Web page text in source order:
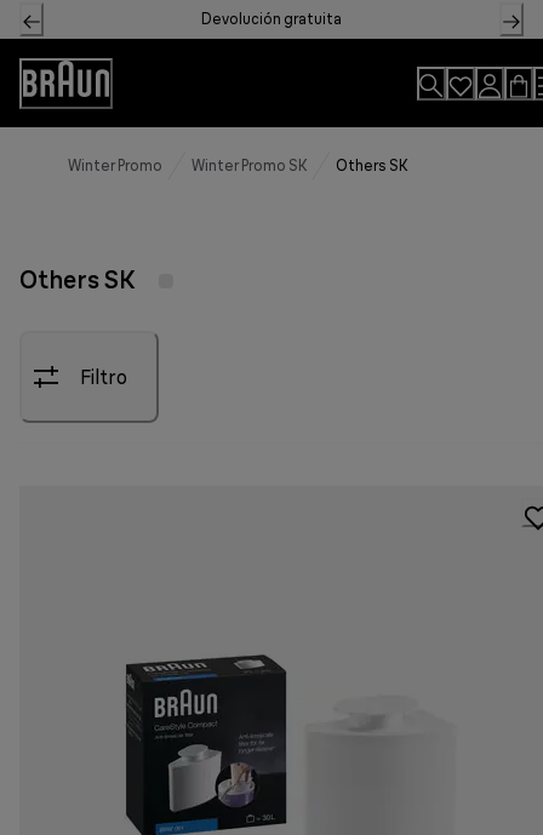
Skip
to
Content
Devolución gratuita
Accessibility
Statement
Winter Promo Winter Promo SK Others SK
Others SK
Filtro